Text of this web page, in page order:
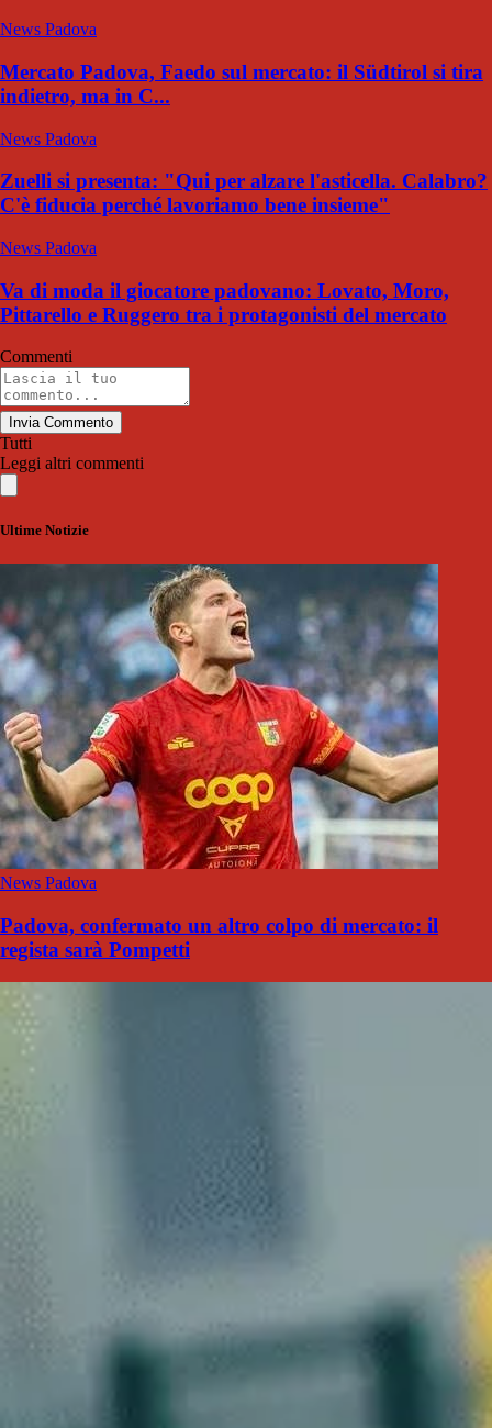
News Padova
Mercato Padova, Faedo sul mercato: il Südtirol si tira
indietro, ma in C...
News Padova
Zuelli si presenta: "Qui per alzare l'asticella. Calabro?
C'è fiducia perché lavoriamo bene insieme"
News Padova
Va di moda il giocatore padovano: Lovato, Moro,
Pittarello e Ruggero tra i protagonisti del mercato
Commenti
Invia Commento
Tutti
Leggi altri commenti
Ultime Notizie
News Padova
Padova, confermato un altro colpo di mercato: il
regista sarà Pompetti